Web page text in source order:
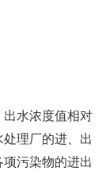
水浓度值相对
理厂的进、出
污染物的进出